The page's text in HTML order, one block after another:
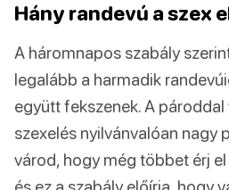
Hány randevú a szex
A háromnapos szabály
legalább a harmadik
együtt fekszenek. A
szexelés nyilvánvalóan nagy
várod, hogy még többet érj